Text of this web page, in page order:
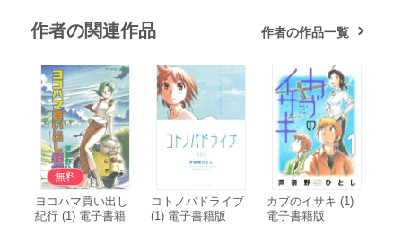
作者の関連作品 作者の作品一覧
無料
ヨコハマ買い出し
紀行 (1) 電子書籍
コトノバドライブ
(1) 電子書籍版
カブのイサキ (1)
電子書籍版